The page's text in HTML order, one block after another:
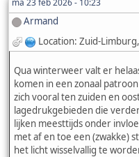
ma 23 feb 2026 - 10:23
Armand
Location: Zuid-
Qua winterweer valt er
komen in een zonaal
zich vooral ten zuiden en
lagedrukgebieden die
lijken meesttijds onder
met af en toe een (zwakke)
het licht wisselvallig te